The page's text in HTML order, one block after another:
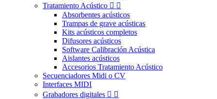
Tratamiento Acústico  
Absorbentes acústicos
Trampas de grave acústicas
Kits acústicos completos
Difusores acústicos
Software Calibración Acústica
Aislantes acústicos
Accesorios Tratamiento Acústico
Secuenciadores Midi o CV
Interfaces MIDI
Grabadores digitales  